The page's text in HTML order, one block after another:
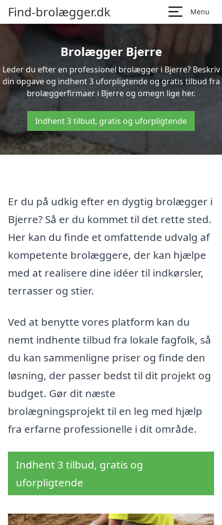
Find-brolægger.dk Menu
Brolægger Bjerre
Leder du efter en professionel brolægger i Bjerre? Beskriv
din opgave og indhent 3 uforpligtende og gratis tilbud fra
brolæggerfirmaer i Bjerre og omegn lige her.
Indhent 3 tilbud, gratis og uforpligtende
Er du på udkig efter en dygtig brolægger i
Bjerre? Så er du kommet til det rette sted.
Her kan du finde et omfattende udvalg af
kompetente brolæggere, der kan hjælpe
med at realisere dine idéer til indkørsler,
terrasser og stier.
Ved at benytte vores platform kan du
nemt indhente tilbud fra lokale fagfolk, så
du kan sammenligne priser og finde den
løsning, der passer bedst til dit projekt og
budget. Gør dit næste
brolægningsprojekt til en leg med hjælp
fra erfarne professionelle i dit område.
Indhent 3 tilbud, gratis og
uforpligtende